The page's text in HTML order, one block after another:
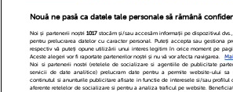
Nouă ne pasă ca datele tale personale să rămână
Noi și partenerii noștri 1017stocăm și/sau accesăm informații pe dispozitivul
pentru prelucrarea datelor cu caracter personal. Puteți accepta sau gestiona
respectiv vă puteți opune utilizării unui interes legitim în orice moment pe
Aceste alegeri vor fi raportate partenerilor noștri și nu vă vor afecta navigarea.
Noi si partenerii nostri (retelele de socializare si agentiile de publicitate
servicii de date analitice) prelucram date pentru a permite website-ului sa
continutul si anunturile publicitare afisate in functie de interesele si/sau profilul
aferente retelelor de socializare si pentru a analiza traficul pe website.